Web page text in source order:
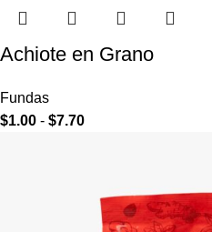
Achiote en Grano
Fundas
$1.00 - $7.70